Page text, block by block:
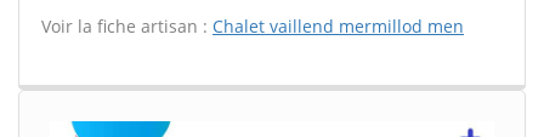
Voir la fiche artisan : Chalet vaillend mermillod men